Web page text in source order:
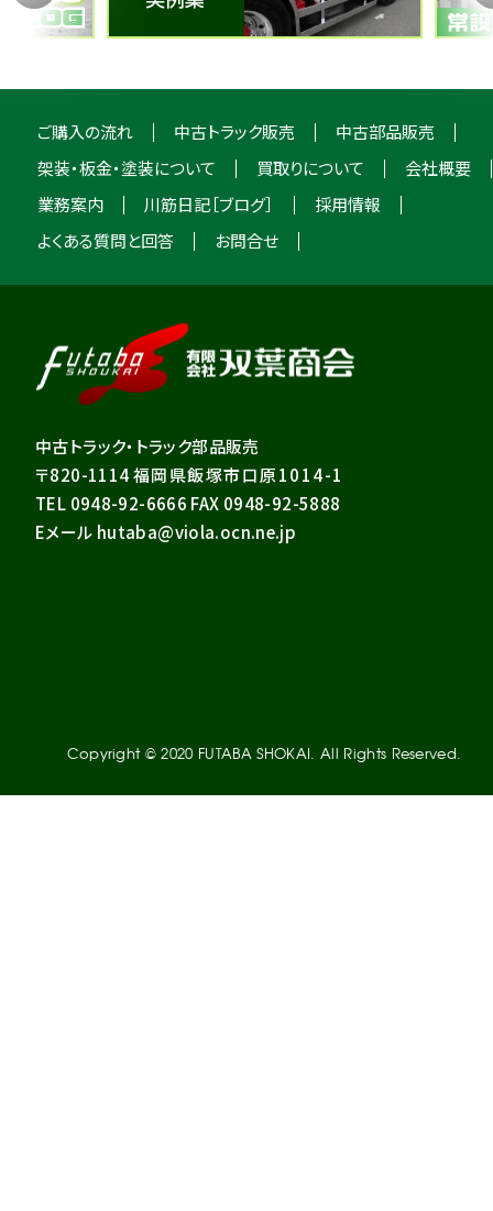
ご購入の流れ 中古トラック販売
中古部品販売
架装・板金・塗装について
買取りについて
会社概要
業務案内
川筋日記［ブログ］
採用情報
よくある質問と回答
お問合せ
中古トラック・トラック部品販売
〒820-1114福岡県飯塚市口原1014-1
TEL 0948-92-6666 FAX 0948-92-5888
Eメール hutaba@viola.ocn.ne.jp
Copyright © 2020 FUTABA SHOKAI. All Rights Reserved.